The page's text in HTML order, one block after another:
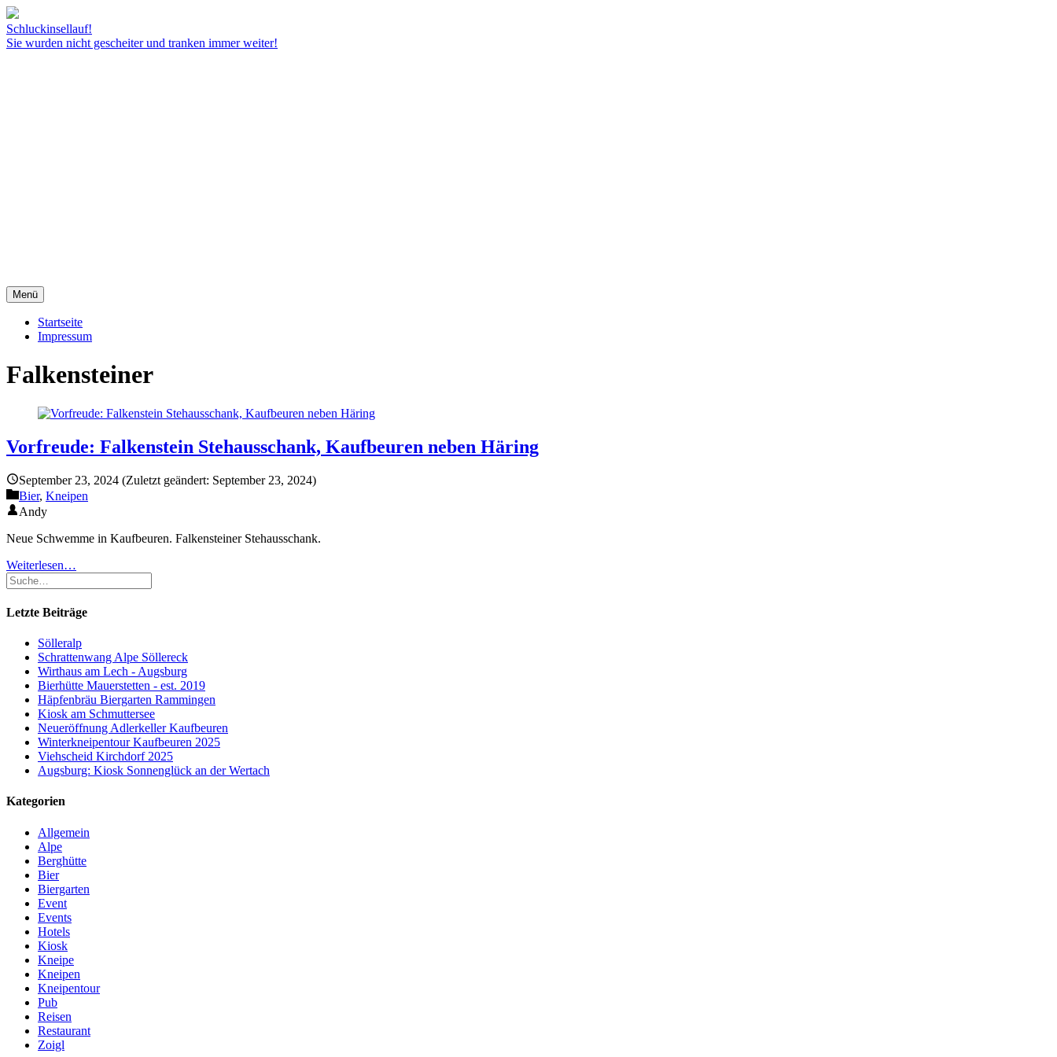
Schluckinsellauf!
Sie wurden nicht gescheiter und tranken immer weiter!
Menü
Startseite
Impressum
Falkensteiner
Vorfreude: Falkenstein Stehausschank, Kaufbeuren neben Häring
September 23, 2024 (Zuletzt geändert: September 23, 2024)
Bier, Kneipen
Andy
Neue Schwemme in Kaufbeuren. Falkensteiner Stehausschank.
Weiterlesen…
Letzte Beiträge
Sölleralp
Schrattenwang Alpe Söllereck
Wirthaus am Lech - Augsburg
Bierhütte Mauerstetten - est. 2019
Häpfenbräu Biergarten Rammingen
Kiosk am Schmuttersee
Neueröffnung Adlerkeller Kaufbeuren
Winterkneipentour Kaufbeuren 2025
Viehscheid Kirchdorf 2025
Augsburg: Kiosk Sonnenglück an der Wertach
Kategorien
Allgemein
Alpe
Berghütte
Bier
Biergarten
Event
Events
Hotels
Kiosk
Kneipe
Kneipen
Kneipentour
Pub
Reisen
Restaurant
Zoigl